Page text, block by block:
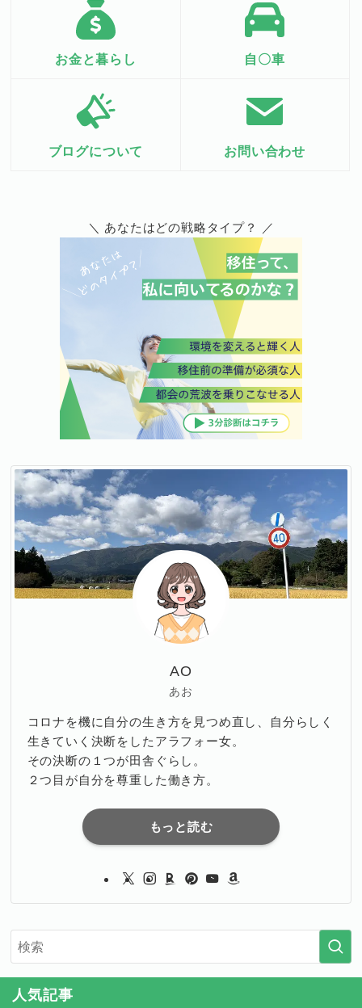
お金と暮らし 自〇車
ブログについて お問い合わせ
＼ あなたはどの戦略タイプ？ ／
AO
あお
コロナを機に自分の生き方を見つめ直し、自分らしく
生きていく決断をしたアラフォー女。
その決断の１つが田舎ぐらし。
２つ目が自分を尊重した働き方。
もっと読む
人気記事